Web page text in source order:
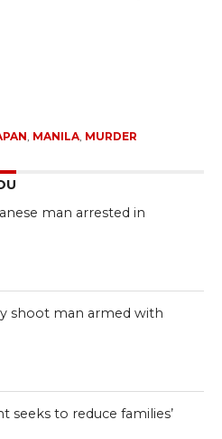
MANILA, MURDER
man arrested in
shoot man armed with
seeks to reduce families’